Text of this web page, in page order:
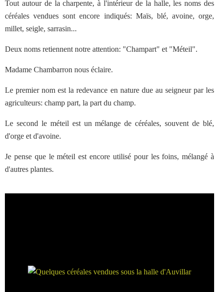
Tout autour de la charpente, à l'intérieur de la halle, les noms des
céréales vendues sont encore indiqués: Maïs, blé, avoine, orge,
millet, seigle, sarrasin...
Deux noms retiennent notre attention: "Champart" et "Méteil".
Madame Chambarron nous éclaire.
Le premier nom est la redevance en nature due au seigneur par les
agriculteurs: champ part, la part du champ.
Le second le méteil est un mélange de céréales, souvent de blé,
d'orge et d'avoine.
Je pense que le méteil est encore utilisé pour les foins, mélangé à
d'autres plantes.